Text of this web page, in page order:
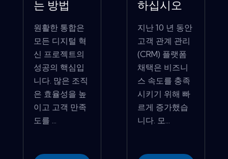
는 방법
원활한 통합은
모든 디지털 혁
신 프로젝트의
성공의 핵심입
니다. 많은 조직
은 효율성을 높
이고 고객 만족
도를 ...
하십시오
지난 10 년 동안
고객 관계 관리
(CRM) 플랫폼
채택은 비즈니
스 속도를 충족
시키기 위해 빠
르게 증가했습
니다. 모...